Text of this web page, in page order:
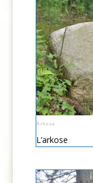
Arkose
L’arkose